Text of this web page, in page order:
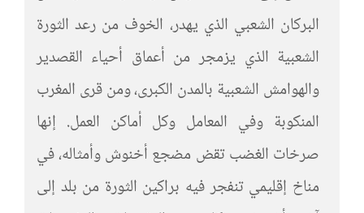
البركان الشعبي الذي يهدر، الخوف من رعد الثورة
الشعبية الذي يزمجر من أعماق أحياء القصدير
والهوامش الشعبية بالمدن الكبرى، ومن قرى المغرب
المنكوبة وفي المعامل وكل أماكن العمل. إنها
صرخات الغضب تقض مضجع أخنوش وأمثاله، في
مناخ إقليمي تنفجر فيه براكين الثورة من بلد إلى